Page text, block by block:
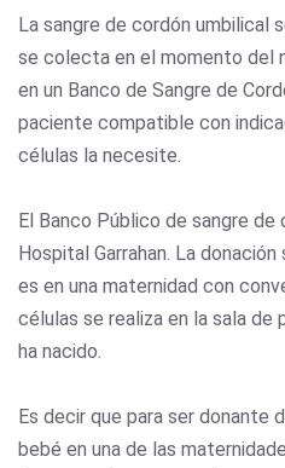
La sangre de cordón umbilical
se colecta en el momento del
en un Banco de Sangre de
paciente compatible con
células la necesite.
El Banco Público de sangre de
Hospital Garrahan. La
es en una maternidad con
células se realiza en la sala de
ha nacido.
Es decir que para ser donante
bebé en una de las